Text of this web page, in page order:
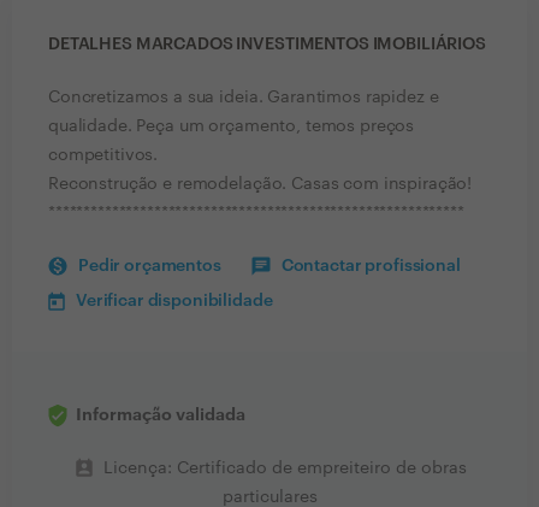
DETALHES MARCADOS INVESTIMENTOS IMOBILIÁRIOS
Concretizamos a sua ideia. Garantimos rapidez e
qualidade. Peça um orçamento, temos preços
competitivos.
Reconstrução e remodelação. Casas com inspiração!
***********************************************************
Pedir orçamentos Contactar profissional
Verificar disponibilidade
Informação validada
perm_contact_calendar
Licença: Certificado de empreiteiro de obras
particulares